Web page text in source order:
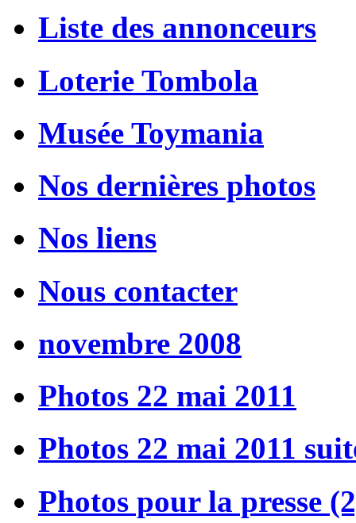
Liste des annonceurs
Loterie Tombola
Musée Toymania
Nos dernières photos
Nos liens
Nous contacter
novembre 2008
Photos 22 mai 2011
Photos 22 mai 2011
Photos pour la presse